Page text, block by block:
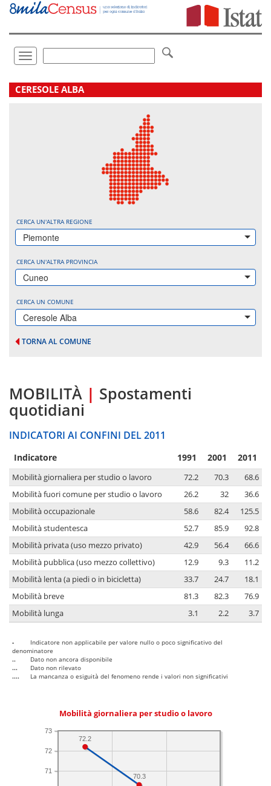
Vai
direttamente
Toggle
navigation
.
CERESOLE ALBA
CERCA UN'ALTRA REGIONE
Piemonte
CERCA UN'ALTRA PROVINCIA
Cuneo
CERCA UN COMUNE
Ceresole Alba
TORNA AL COMUNE
MOBILITÀ | Spostamenti
quotidiani
INDICATORI AI CONFINI DEL 2011
Indicatore 1991 2001 2011
Mobilità giornaliera per studio o lavoro 72.2 70.3
68.6
Mobilità fuori comune per studio o lavoro
26.2 32
36.6
Mobilità occupazionale
58.6 82.4
125.5
Mobilità studentesca
52.7 85.9
92.8
Mobilità privata (uso mezzo privato)
42.9 56.4
66.6
Mobilità pubblica (uso mezzo collettivo)
12.9 9.3
11.2
Mobilità lenta (a piedi o in bicicletta)
33.7 24.7
18.1
Mobilità breve
81.3 82.3
76.9
Mobilità lunga
3.1 2.2 3.7
-
Indicatore non applicabile per valore nullo o poco significativo del
denominatore
..
Dato non ancora disponibile
...
Dato non rilevato
....
La mancanza o esiguità del fenomeno rende i valori non significativi
Mobilità giornaliera per studio o lavoro
71
72
73
70.3
72.2